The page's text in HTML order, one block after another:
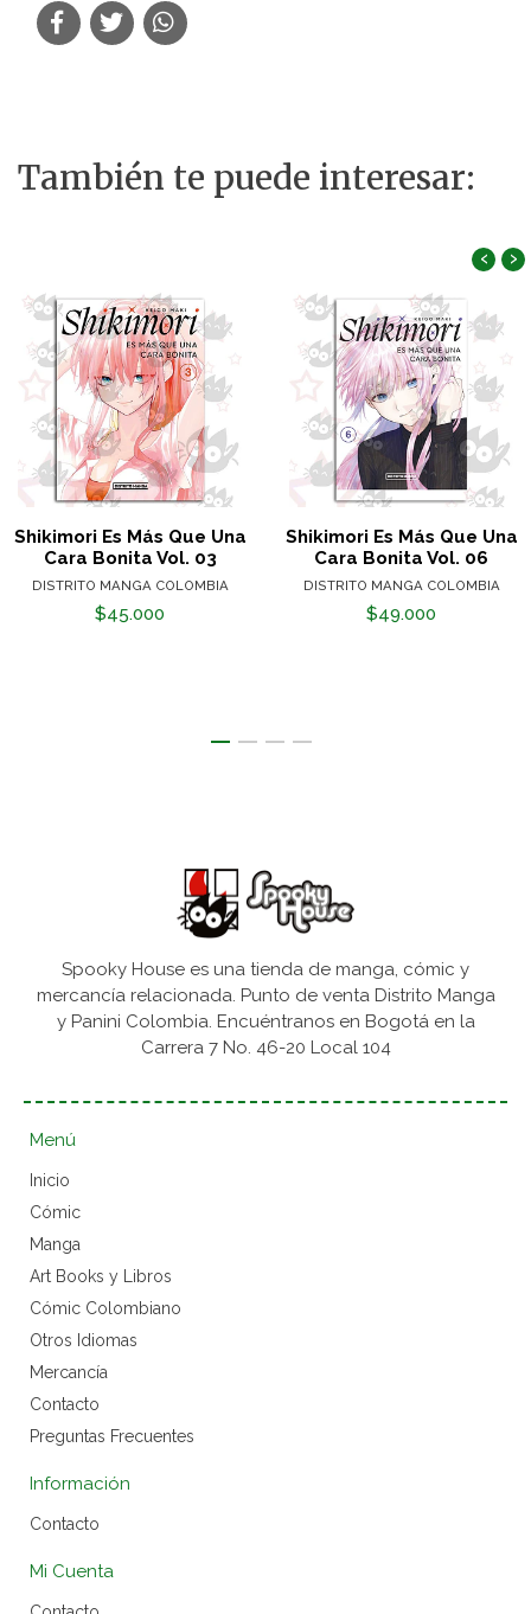
También te puede interesar:
Shikimori Es Más Que Una
Cara Bonita Vol. 03
DISTRITO MANGA COLOMBIA
$45.000
Shikimori Es Más Que Una
Cara Bonita Vol. 06
DISTRITO MANGA COLOMBIA
$49.000
‹ ›
Spooky House es una tienda de manga, cómic y
mercancía relacionada. Punto de venta Distrito Manga
y Panini Colombia. Encuéntranos en Bogotá en la
Carrera 7 No. 46-20 Local 104
Menú
Inicio
Cómic
Manga
Art Books y Libros
Cómic Colombiano
Otros Idiomas
Mercancía
Contacto
Preguntas Frecuentes
Información
Contacto
Mi Cuenta